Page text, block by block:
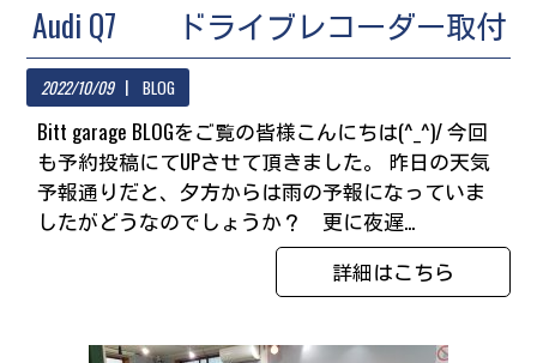
Audi Q7 ドライブレコーダー取付
2022/10/09 BLOG
Bitt garage BLOGをご覧の皆様こんにちは(^_^)/ 今回
も予約投稿にてUPさせて頂きました。 昨日の天気
予報通りだと、夕方からは雨の予報になっていま
したがどうなのでしょうか？ 更に夜遅...
詳細はこちら